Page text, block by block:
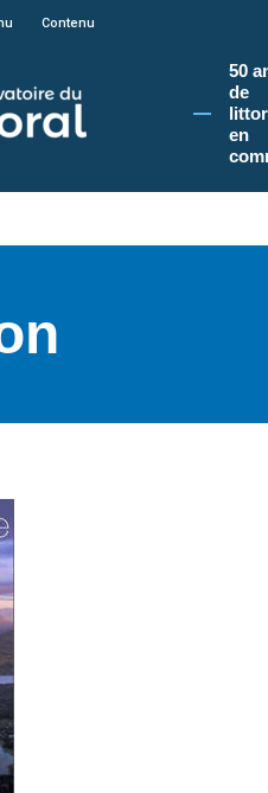
du Conservatoire du littoral, vous
Contenu
50
de
en